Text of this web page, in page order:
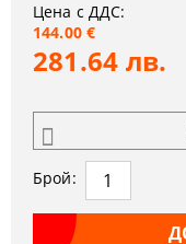
Цена с ДДС:
144.00 €
281.64 лв.
Брой: